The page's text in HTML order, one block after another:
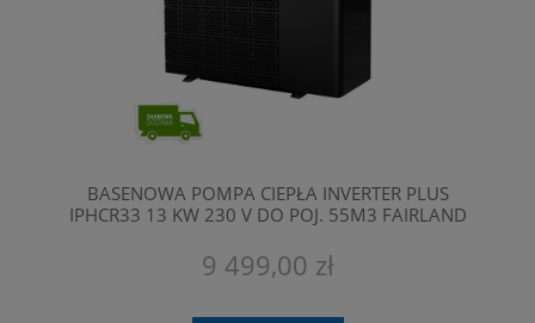
BASENOWA POMPA CIEPŁA INVERTER PLUS
IPHCR33 13 KW 230 V DO POJ. 55M3 FAIRLAND
9 499,00 zł